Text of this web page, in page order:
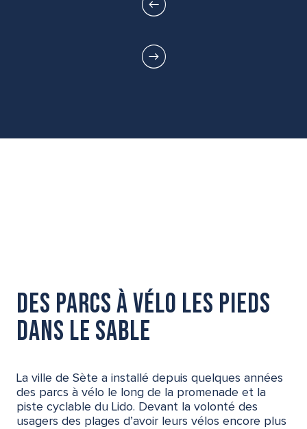
des parcs à vélo les pieds
dans le sable
La ville de Sète a installé depuis quelques années
des parcs à vélo le long de la promenade et la
piste cyclable du Lido. Devant la volonté des
usagers des plages d’avoir leurs vélos encore plus